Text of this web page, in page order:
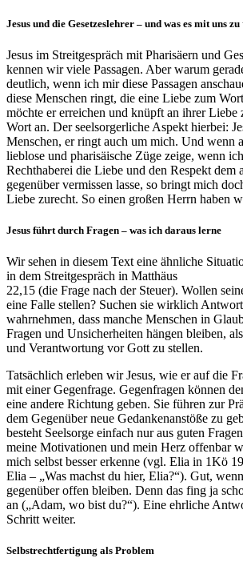
Jesus und die Gesetzeslehrer – und was es mit uns
Jesus im Streitgespräch mit Pharisäern und
kennen wir viele Passagen. Aber warum
deutlich, wenn ich mir diese Passagen
diese Menschen ringt, die eine Liebe zum
möchte er erreichen und knüpft an ihrer Liebe
Wort an. Der seelsorgerliche Aspekt hierbei:
Menschen, er ringt auch um mich. Und wenn
lieblose und pharisäische Züge zeige, wenn
Rechthaberei die Liebe und den Respekt dem
gegenüber vermissen lasse, so bringt mich
Liebe zurecht. So einen großen Herrn haben
Jesus führt durch Fragen – was ich daraus lerne
Wir sehen in diesem Text eine ähnliche
in dem Streitgespräch in Matthäus
22,15 (die Frage nach der Steuer). Wollen
eine Falle stellen? Suchen sie wirklich
wahrnehmen, dass manche Menschen in
Fragen und Unsicherheiten hängen bleiben,
und Verantwortung vor Gott zu stellen.
Tatsächlich erleben wir Jesus, wie er auf die
mit einer Gegenfrage. Gegenfragen können
eine andere Richtung geben. Sie führen zur
dem Gegenüber neue Gedankenanstöße zu
besteht Seelsorge einfach nur aus guten
meine Motivationen und mein Herz offenbar
mich selbst besser erkenne (vgl. Elia in 1Kö
Elia – „Was machst du hier, Elia?“). Gut,
gegenüber offen bleiben. Denn das fing ja
an („Adam, wo bist du?“). Eine ehrliche
Schritt weiter.
Selbstrechtfertigung als Problem